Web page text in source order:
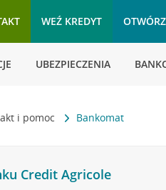
WEŹ KREDYT
UBEZPIECZENIA
i pomoc Bankomat
Credit Agricole